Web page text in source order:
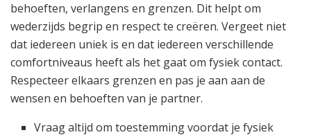
behoeften, verlangens en grenzen. Dit helpt om
wederzijds begrip en respect te creëren. Vergeet niet
dat iedereen uniek is en dat iedereen verschillende
comfortniveaus heeft als het gaat om fysiek contact.
Respecteer elkaars grenzen en pas je aan aan de
wensen en behoeften van je partner.
Vraag altijd om toestemming voordat je fysiek